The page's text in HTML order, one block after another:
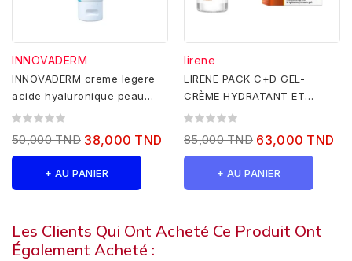
INNOVADERM
INNOVADERM creme legere
acide hyaluronique peau
mixte a grasse spf20 50ml
50,000 TND 38,000 TND
+ AU PANIER
lirene
LIRENE PACK C+D GEL-
CRÈME HYDRATANT ET
ÉCLAIRCISSANT - NORMALE
85,000 TND 63,000 TND
+ AU PANIER
Les Clients Qui Ont Acheté Ce Produit Ont
Également Acheté :